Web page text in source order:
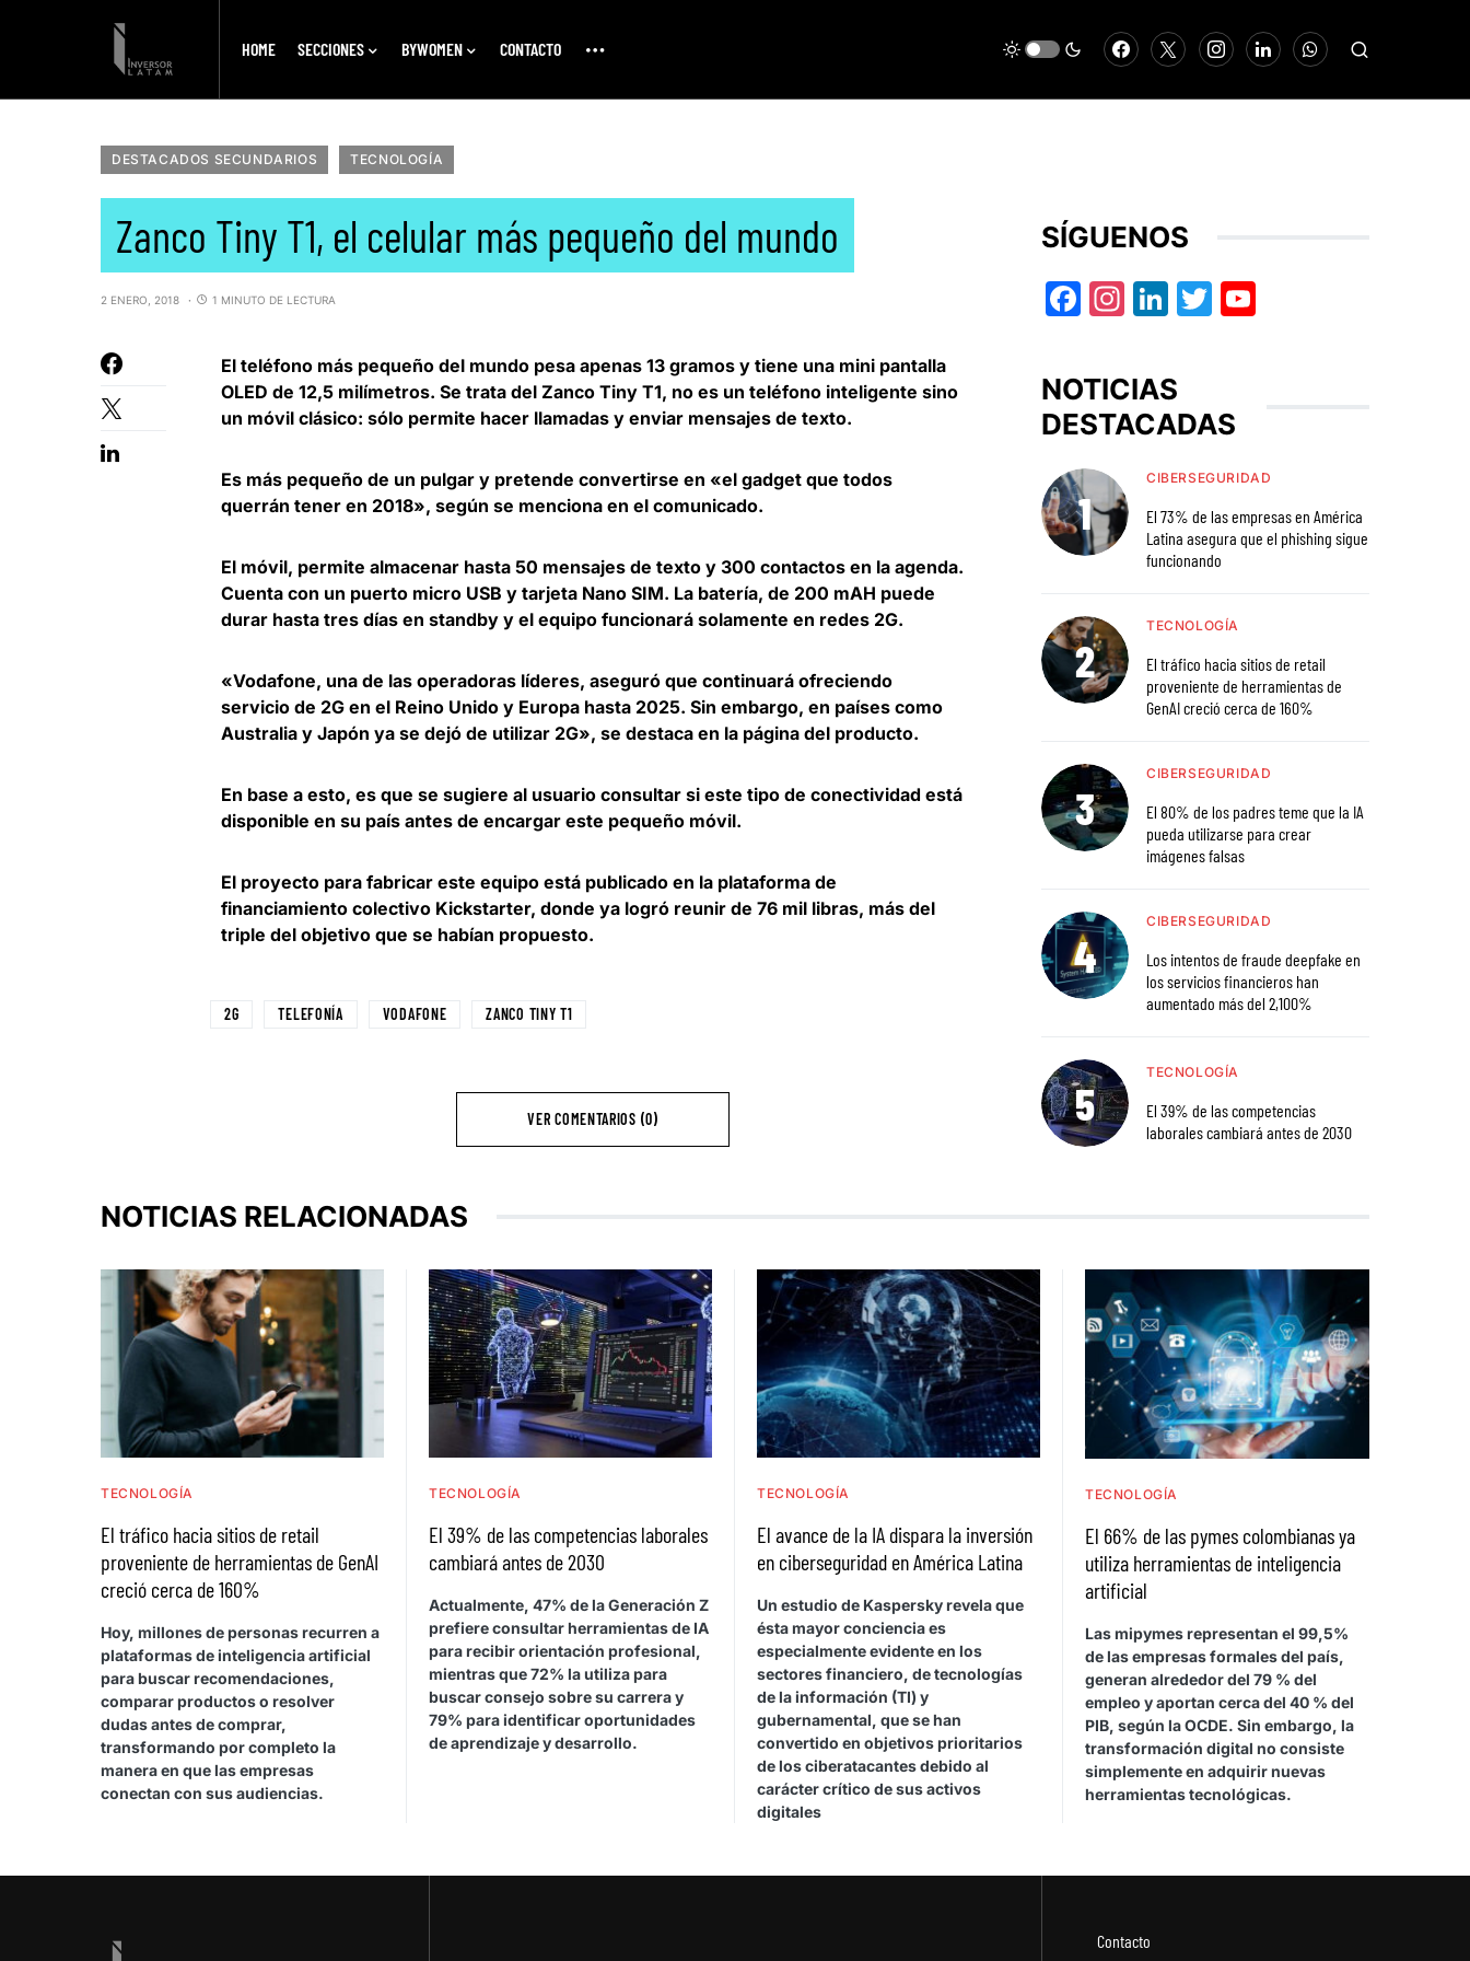
HOME SECCIONES BYWOMEN CONTACTO
DESTACADOS SECUNDARIOS TECNOLOGÍA
Zanco Tiny T1, el celular más pequeño del mundo
2 ENERO, 2018 1 MINUTO DE LECTURA
El teléfono más pequeño del mundo pesa apenas 13 gramos y tiene una mini pantalla
OLED de 12,5 milímetros. Se trata del Zanco Tiny T1, no es un teléfono inteligente sino
un móvil clásico: sólo permite hacer llamadas y enviar mensajes de texto.
Es más pequeño de un pulgar y pretende convertirse en «el gadget que todos
querrán tener en 2018», según se menciona en el comunicado.
El móvil, permite almacenar hasta 50 mensajes de texto y 300 contactos en la agenda.
Cuenta con un puerto micro USB y tarjeta Nano SIM. La batería, de 200 mAH puede
durar hasta tres días en standby y el equipo funcionará solamente en redes 2G.
«Vodafone, una de las operadoras líderes, aseguró que continuará ofreciendo
servicio de 2G en el Reino Unido y Europa hasta 2025. Sin embargo, en países como
Australia y Japón ya se dejó de utilizar 2G», se destaca en la página del producto.
En base a esto, es que se sugiere al usuario consultar si este tipo de conectividad está
disponible en su país antes de encargar este pequeño móvil.
El proyecto para fabricar este equipo está publicado en la plataforma de
financiamiento colectivo Kickstarter, donde ya logró reunir de 76 mil libras, más del
triple del objetivo que se habían propuesto.
2G TELEFONÍA VODAFONE ZANCO TINY T1
VER COMENTARIOS (0)
SÍGUENOS
Facebook
Instagram
LinkedIn
Twitter
NOTICIAS
DESTACADAS
CIBERSEGURIDAD
El 73% de las empresas en América
Latina asegura que el phishing sigue
funcionando
TECNOLOGÍA
El tráfico hacia sitios de retail
proveniente de herramientas de
GenAI creció cerca de 160%
CIBERSEGURIDAD
El 80% de los padres teme que la IA
pueda utilizarse para crear
imágenes falsas
CIBERSEGURIDAD
Los intentos de fraude deepfake en
los servicios financieros han
aumentado más del 2,100%
TECNOLOGÍA
El 39% de las competencias
laborales cambiará antes de 2030
NOTICIAS RELACIONADAS
TECNOLOGÍA
El tráfico hacia sitios de retail
proveniente de herramientas de GenAI
creció cerca de 160%
Hoy, millones de personas recurren a
plataformas de inteligencia artificial
para buscar recomendaciones,
comparar productos o resolver
dudas antes de comprar,
transformando por completo la
manera en que las empresas
conectan con sus audiencias.
TECNOLOGÍA
El 39% de las competencias laborales
cambiará antes de 2030
Actualmente, 47% de la Generación Z
prefiere consultar herramientas de IA
para recibir orientación profesional,
mientras que 72% la utiliza para
buscar consejo sobre su carrera y
79% para identificar oportunidades
de aprendizaje y desarrollo.
TECNOLOGÍA
El avance de la IA dispara la inversión
en ciberseguridad en América Latina
Un estudio de Kaspersky revela que
ésta mayor conciencia es
especialmente evidente en los
sectores financiero, de tecnologías
de la información (TI) y
gubernamental, que se han
convertido en objetivos prioritarios
de los ciberatacantes debido al
carácter crítico de sus activos
digitales
TECNOLOGÍA
El 66% de las pymes colombianas ya
utiliza herramientas de inteligencia
artificial
Las mipymes representan el 99,5%
de las empresas formales del país,
generan alrededor del 79 % del
empleo y aportan cerca del 40 % del
PIB, según la OCDE. Sin embargo, la
transformación digital no consiste
simplemente en adquirir nuevas
herramientas tecnológicas.
Contacto